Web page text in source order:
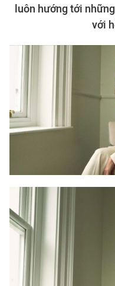
luôn hướng tới
với